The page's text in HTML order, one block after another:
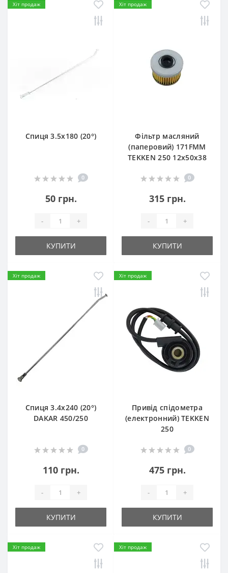
Хіт продаж
Спиця 3.5х180 (20°)
0
50 грн.
- +
КУПИТИ
Хіт продаж
Фільтр масляний
(паперовий) 171FMM
TEKKEN 250 12х50х38
0
315 грн.
- +
КУПИТИ
Хіт продаж
Спиця 3.4х240 (20°)
DAKAR 450/250
0
110 грн.
- +
КУПИТИ
Хіт продаж
Привід спідометра
(електронний) TEKKEN
250
0
475 грн.
- +
КУПИТИ
Хіт продаж Хіт продаж